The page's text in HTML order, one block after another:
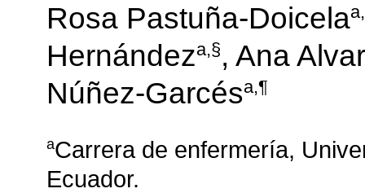
Rosa Pastuña-Doicela
Hernándeza,§, Ana
Núñez-Garcésa,¶
aCarrera de enfermería,
Ecuador.